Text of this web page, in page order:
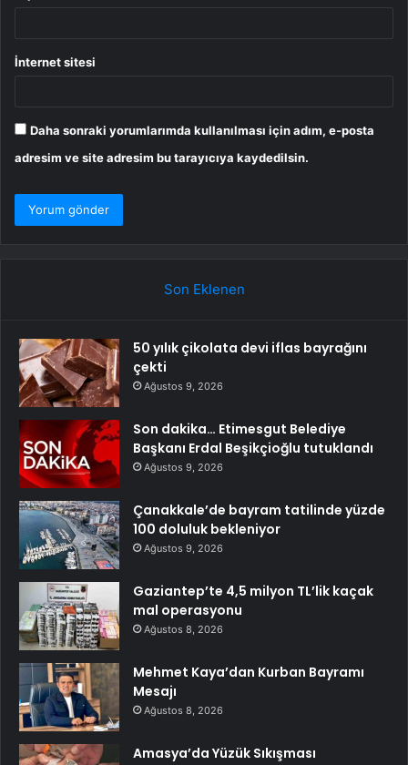
İnternet sitesi
Daha sonraki yorumlarımda kullanılması için adım, e-posta
adresim ve site adresim bu tarayıcıya kaydedilsin.
Son Eklenen
50 yılık çikolata devi iflas bayrağını
çekti
Ağustos 9, 2026
Son dakika… Etimesgut Belediye
Başkanı Erdal Beşikçioğlu tutuklandı
Ağustos 9, 2026
Çanakkale’de bayram tatilinde yüzde
100 doluluk bekleniyor
Ağustos 9, 2026
Gaziantep’te 4,5 milyon TL’lik kaçak
mal operasyonu
Ağustos 8, 2026
Mehmet Kaya’dan Kurban Bayramı
Mesajı
Ağustos 8, 2026
Amasya’da Yüzük Sıkışması